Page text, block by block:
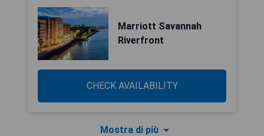
Marriott Savannah
Riverfront
CHECK AVAILABILITY
Mostra di più